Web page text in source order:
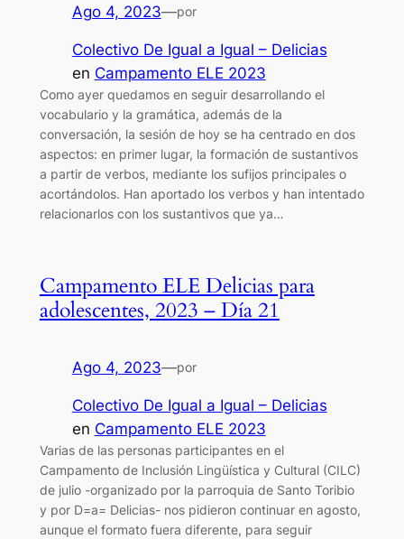
Ago 4, 2023—por
Colectivo De Igual a Igual – Delicias
en Campamento ELE 2023
Como ayer quedamos en seguir desarrollando el
vocabulario y la gramática, además de la
conversación, la sesión de hoy se ha centrado en dos
aspectos: en primer lugar, la formación de sustantivos
a partir de verbos, mediante los sufijos principales o
acortándolos. Han aportado los verbos y han intentado
relacionarlos con los sustantivos que ya…
Campamento ELE Delicias para
adolescentes, 2023 – Día 21
Ago 4, 2023—por
Colectivo De Igual a Igual – Delicias
en Campamento ELE 2023
Varias de las personas participantes en el
Campamento de Inclusión Lingüística y Cultural (CILC)
de julio -organizado por la parroquia de Santo Toribio
y por D=a= Delicias- nos pidieron continuar en agosto,
aunque el formato fuera diferente, para seguir